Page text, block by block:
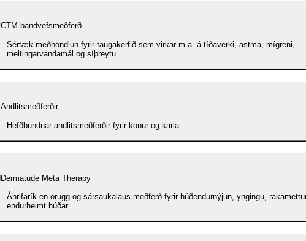
CTM bandvefsmeðferð
Sértæk meðhöndlun fyrir taugakerfið sem virkar m.a. á tíðaverki, astma, mígreni,
meltingarvandamál og síþreytu.
Andlitsmeðferðir
Hefðbundnar andlitsmeðferðir fyrir konur og karla
Dermatude Meta Therapy
Áhrifarík en örugg og sársaukalaus meðferð fyrir húðendurnýjun, yngingu,
endurheimt húðar